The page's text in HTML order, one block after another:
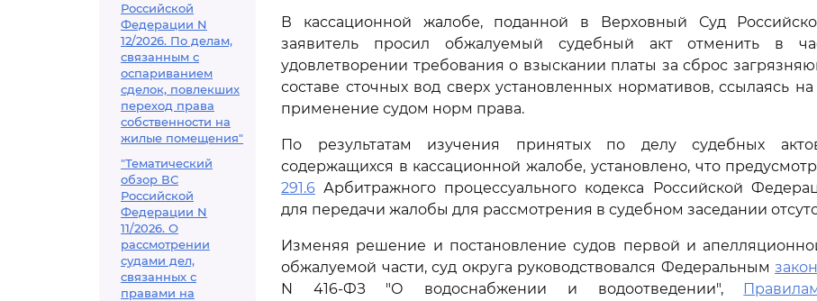
Российской
Федерации N
12/2026. По делам,
связанным с
оспариванием
сделок, повлекших
переход права
собственности на
жилые помещения"
"Тематический
обзор ВС
Российской
Федерации N
11/2026. О
рассмотрении
судами дел,
связанных с
правами на
В кассационной жалобе, поданной в Верховный Суд
заявитель просил обжалуемый судебный акт отменить в
удовлетворении требования о взыскании платы за сброс
составе сточных вод сверх установленных нормативов, ссылаясь
применение судом норм права.
По результатам изучения принятых по делу судебных
содержащихся в кассационной жалобе, установлено, что
291.6 Арбитражного процессуального кодекса Российской
для передачи жалобы для рассмотрения в судебном заседании
Изменяя решение и постановление судов первой и
обжалуемой части, суд округа руководствовался Федеральным
N 416-ФЗ "О водоснабжении и водоотведении",